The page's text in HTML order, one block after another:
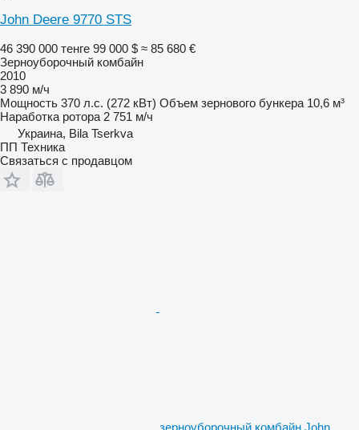
John Deere 9770 STS
46 390 000 тенге 99 000 $ ≈ 85 680 €
Зерноуборочный комбайн
2010
3 890 м/ч
Мощность 370 л.с. (272 кВт) Объем зернового бункера 10,6 м³
Наработка ротора 2 751 м/ч
Украина, Bila Tserkva
ПП Техника
Связаться с продавцом
зерноуборочный комбайн John